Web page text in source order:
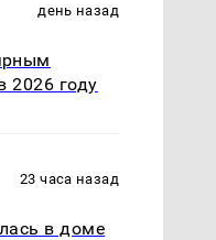
день назад
2026 году
23 часа назад
в доме